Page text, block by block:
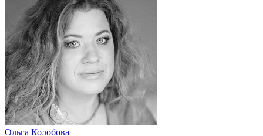
Ольга Колобова